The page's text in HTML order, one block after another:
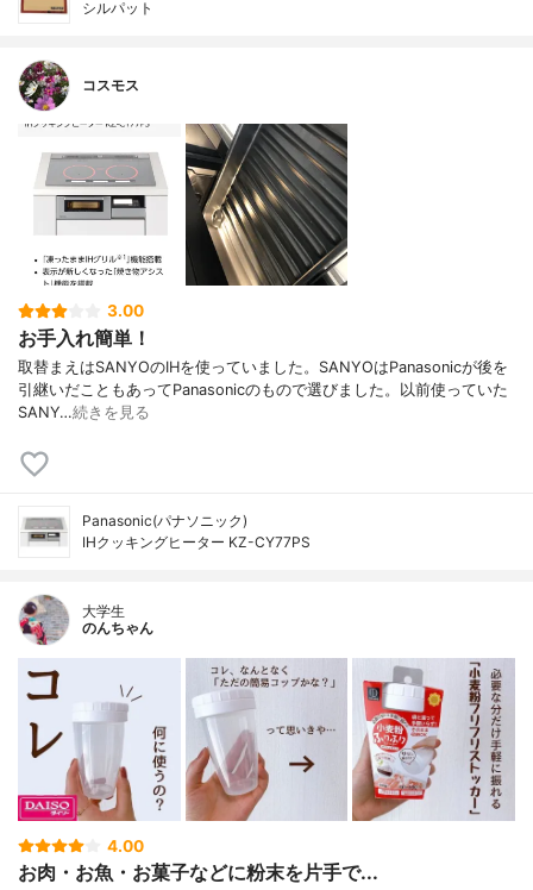
シルパット
コスモス
3.00
お手入れ簡単！
取替まえはSANYOのIHを使っていました。SANYOはPanasonicが後を
引継いだこともあってPanasonicのもので選びました。以前使っていた
SANY…続きを見る
Panasonic(パナソニック)
IHクッキングヒーター KZ-CY77PS
大学生
のんちゃん
4.00
お肉・お魚・お菓子などに粉末を片手で...